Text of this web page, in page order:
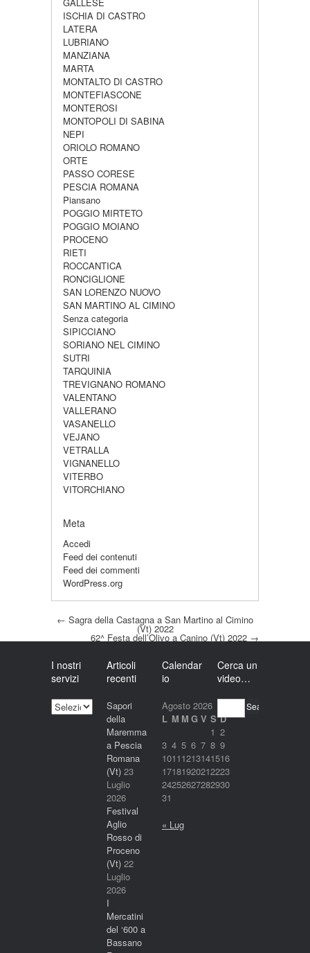
ISCHIA DI CASTRO
LATERA
LUBRIANO
MANZIANA
MARTA
MONTALTO DI CASTRO
MONTEFIASCONE
MONTEROSI
MONTOPOLI DI SABINA
NEPI
ORIOLO ROMANO
ORTE
PASSO CORESE
PESCIA ROMANA
Piansano
POGGIO MIRTETO
POGGIO MOIANO
PROCENO
RIETI
ROCCANTICA
RONCIGLIONE
SAN LORENZO NUOVO
SAN MARTINO AL CIMINO
Senza categoria
SIPICCIANO
SORIANO NEL CIMINO
SUTRI
TARQUINIA
TREVIGNANO ROMANO
VALENTANO
VALLERANO
VASANELLO
VEJANO
VETRALLA
VIGNANELLO
VITERBO
VITORCHIANO
Meta
Accedi
Feed dei contenuti
Feed dei commenti
WordPress.org
Post navigation
← Sagra della Castagna a San Martino al Cimino
(Vt) 2022
62^ Festa dell’Olivo a Canino (Vt) 2022 →
I nostri
servizi
nostri
Articoli
recenti
Sapori
della
Maremma
a Pescia
Romana
(Vt) 23
Luglio
2026
Festival
Aglio
Rosso di
Proceno
(Vt) 22
Luglio
2026
I
Mercatini
del ‘600 a
Bassano
Calendar
io
Agosto 2026
L M M G V S D
1 2
3 4 5 6 7 8 9
10111213141516
17181920212223
24252627282930
31
« Lug
Cerca un
video…